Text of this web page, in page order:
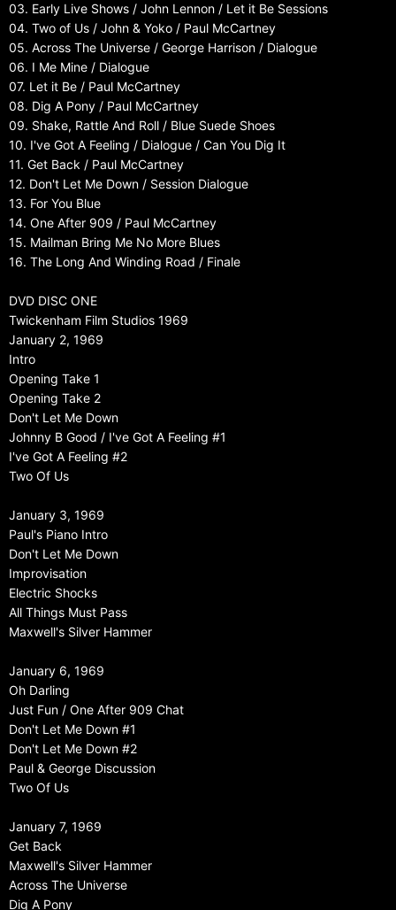
03. Early Live Shows / John Lennon / Let it Be Sessions
04. Two of Us / John & Yoko / Paul McCartney
05. Across The Universe / George Harrison / Dialogue
06. I Me Mine / Dialogue
07. Let it Be / Paul McCartney
08. Dig A Pony / Paul McCartney
09. Shake, Rattle And Roll / Blue Suede Shoes
10. I've Got A Feeling / Dialogue / Can You Dig It
11. Get Back / Paul McCartney
12. Don't Let Me Down / Session Dialogue
13. For You Blue
14. One After 909 / Paul McCartney
15. Mailman Bring Me No More Blues
16. The Long And Winding Road / Finale
DVD DISC ONE
Twickenham Film Studios 1969
January 2, 1969
Intro
Opening Take 1
Opening Take 2
Don't Let Me Down
Johnny B Good / I've Got A Feeling #1
I've Got A Feeling #2
Two Of Us
January 3, 1969
Paul's Piano Intro
Don't Let Me Down
Improvisation
Electric Shocks
All Things Must Pass
Maxwell's Silver Hammer
January 6, 1969
Oh Darling
Just Fun / One After 909 Chat
Don't Let Me Down #1
Don't Let Me Down #2
Paul & George Discussion
Two Of Us
January 7, 1969
Get Back
Maxwell's Silver Hammer
Across The Universe
Dig A Pony